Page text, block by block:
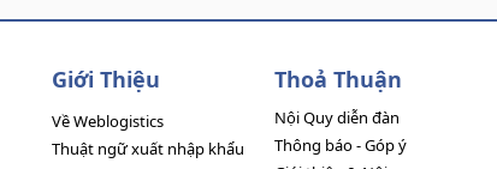
Giới Thiệu
Về Weblogistics
Thuật ngữ xuất nhập khẩu
Thoả Thuận
Nội Quy diễn đàn
Thông báo - Góp ý